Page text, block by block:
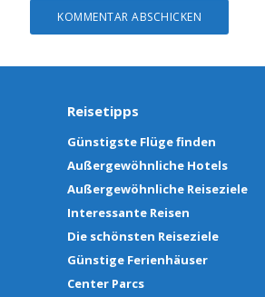
Reisetipps
Günstigste Flüge finden
Außergewöhnliche Hotels
Außergewöhnliche Reiseziele
Interessante Reisen
Die schönsten Reiseziele
Günstige Ferienhäuser
Center Parcs